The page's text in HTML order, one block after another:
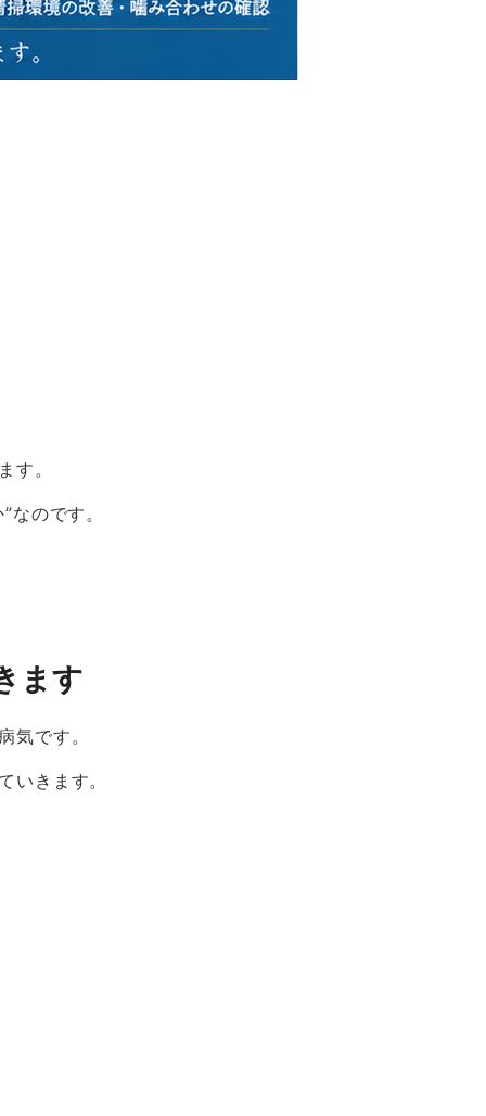
す。
”なのです。
ます
気です。
いきます。